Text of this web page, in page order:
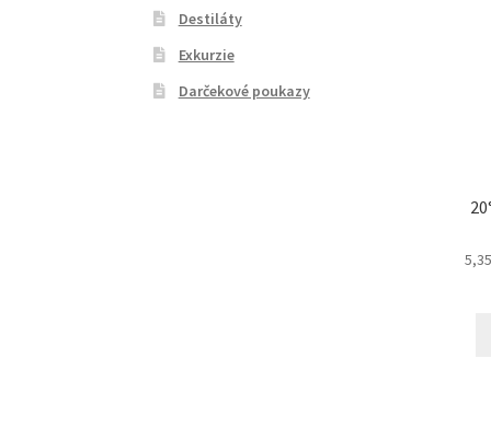
Destiláty
Exkurzie
Darčekové poukazy